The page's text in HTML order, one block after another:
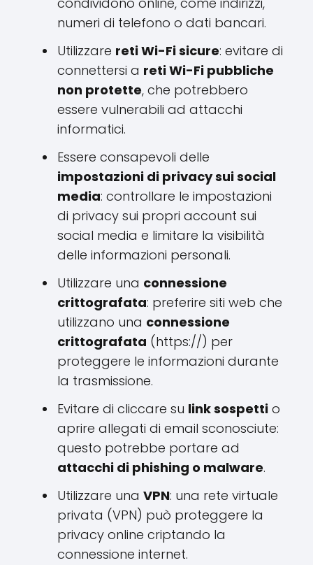
numeri di telefono o dati bancari.
Utilizzare reti Wi-Fi sicure: evitare di
connettersi a reti Wi-Fi pubbliche
non protette, che potrebbero
essere vulnerabili ad attacchi
informatici.
Essere consapevoli delle
impostazioni di privacy sui social
media: controllare le impostazioni
di privacy sui propri account sui
social media e limitare la visibilità
delle informazioni personali.
Utilizzare una connessione
crittografata: preferire siti web che
utilizzano una connessione
crittografata (https://) per
proteggere le informazioni durante
la trasmissione.
Evitare di cliccare su link sospetti o
aprire allegati di email sconosciute:
questo potrebbe portare ad
attacchi di phishing o malware.
Utilizzare una VPN: una rete virtuale
privata (VPN) può proteggere la
privacy online criptando la
connessione internet.